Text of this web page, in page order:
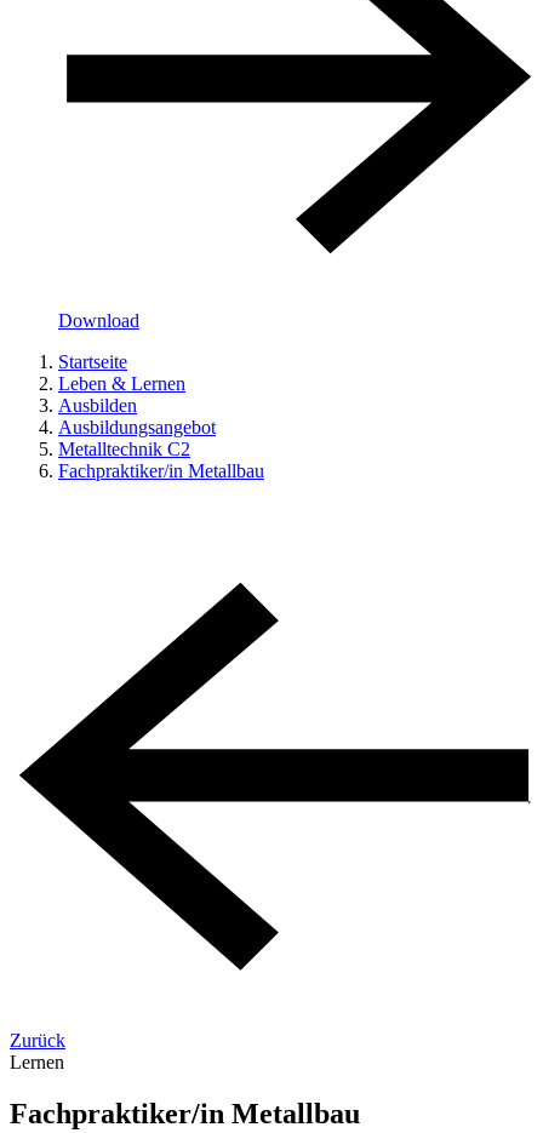
Download
Startseite
Leben & Lernen
Ausbilden
Ausbildungsangebot
Metalltechnik C2
Fachpraktiker/in Metallbau
Zurück
Lernen
Fachpraktiker/in Metallbau